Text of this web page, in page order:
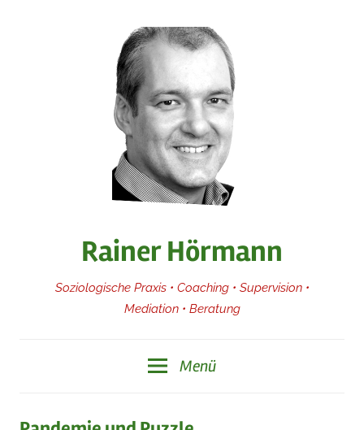
Rainer Hörmann
Soziologische Praxis • Coaching • Supervision •
Mediation • Beratung
Menü